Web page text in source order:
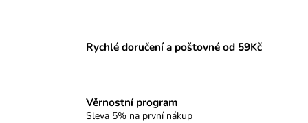
Rychlé doručení a poštovné od 59Kč
Věrnostní program
Sleva 5% na první nákup